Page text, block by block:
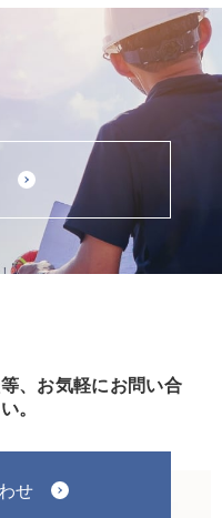
、お気軽にお問い合
。
せ